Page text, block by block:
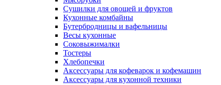
Сушилки для овощей и фруктов
Кухонные комбайны
Бутербродницы и вафельницы
Весы кухонные
Соковыжималки
Тостеры
Хлебопечки
Аксессуары для кофеварок и кофемашин
Аксессуары для кухонной техники